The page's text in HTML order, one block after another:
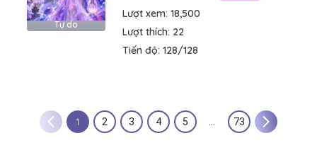
Tự do
Lượt xem: 18,500
Lượt thích: 22
Tiến độ: 128/128
1 2 3 4 5 73